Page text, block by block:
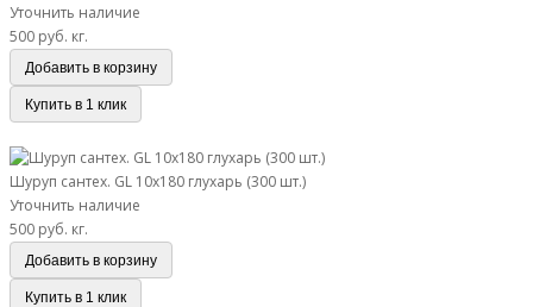
Уточнить наличие
500 руб. кг.
Добавить в корзину
Купить в 1 клик
Шуруп сантех. GL 10х180 глухарь (300 шт.)
Уточнить наличие
500 руб. кг.
Добавить в корзину
Купить в 1 клик